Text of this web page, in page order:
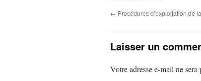
← Procédures d’exploitation de
Laisser un
Votre adresse e-mail ne sera